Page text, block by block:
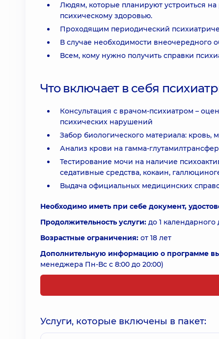
Людям, которые планируют устроиться
психическому здоровью.
Проходящим периодический
В случае необходимости внеочередного
Всем, кому нужно получить справки
Что включает в себя
Консультация с врачом-психиатром –
психических нарушений
Забор биологического материала: кровь,
Анализ крови на гамма-
Тестирование мочи на наличие
седативные средства, кокаин,
Выдача официальных медицинских
Необходимо иметь при себе документ,
Продолжительность услуги: до 1 календарного
Возрастные ограничения: от 18 лет
Дополнительную информацию о программе
менеджера Пн-Вс с 8:00 до 20:00)
Услуги, которые включены в пакет: